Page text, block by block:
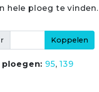
hele ploeg te vinden.
95,139